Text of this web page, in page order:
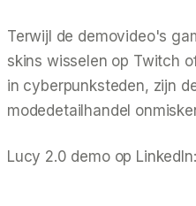
Terwijl de demovideo's
skins wisselen op Twitch
in cyberpunksteden, zijn
modedetailhandel
Lucy 2.0 demo op LinkedIn: